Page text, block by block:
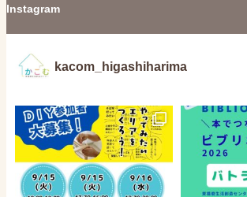
Instagram
kacom_higashiharima